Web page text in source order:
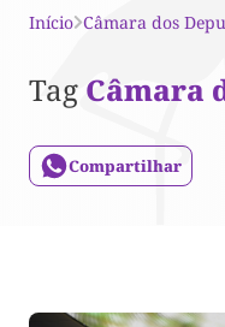
Início Câmara dos
Tag Câmara
Compartilhar